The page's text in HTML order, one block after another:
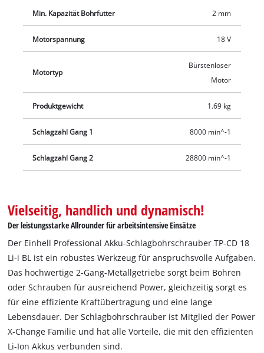
Lithium Ionen-Akku der Power X-Change-Serie sowie ein
Transport- und Aufbewahrungskoffer.
Min. Kapazität Bohrfutter 2 mm
Motorspannung 18 V
Motortyp
Bürstenloser
Motor
Produktgewicht 1.69 kg
Schlagzahl Gang 1 8000 min^-1
Schlagzahl Gang 2 28800 min^-1
Vielseitig, handlich und dynamisch!
Der leistungsstarke Allrounder für arbeitsintensive Einsätze
Der Einhell Professional Akku-Schlagbohrschrauber TP-CD 18
Li-i BL ist ein robustes Werkzeug für anspruchsvolle Aufgaben.
Das hochwertige 2-Gang-Metallgetriebe sorgt beim Bohren
oder Schrauben für ausreichend Power, gleichzeitig sorgt es
für eine effiziente Kraftübertragung und eine lange
Lebensdauer. Der Schlagbohrschrauber ist Mitglied der Power
X-Change Familie und hat alle Vorteile, die mit den effizienten
Li-Ion Akkus verbunden sind.